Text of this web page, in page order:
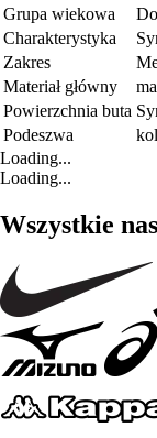
Grupa wiekowa
Charakterystyka
Zakres
Materiał główny
Powierzchnia buta
Podeszwa
Loading...
Loading...
Wszystkie